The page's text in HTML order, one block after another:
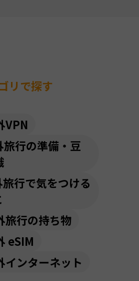
リで探す
VPN
旅行の準備・豆
行で気をつける
旅行の持ち物
eSIM
インターネット